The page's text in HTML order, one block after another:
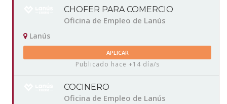
CHOFER PARA COMERCIO
Oficina de Empleo de Lanús
Lanús
APLICAR
Publicado hace +14 día/s
COCINERO
Oficina de Empleo de Lanús